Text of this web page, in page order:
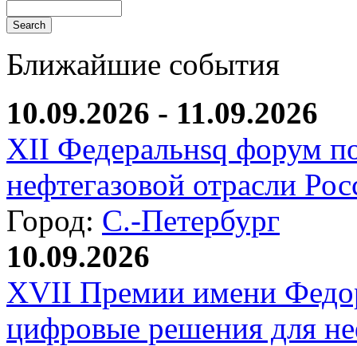
Ближайшие события
10.09.2026 - 11.09.2026
XII Федеральнsq форум
нефтегазовой отрасли
Город: С.-Петербург
10.09.2026
XVII Премии имени
цифровые решения для